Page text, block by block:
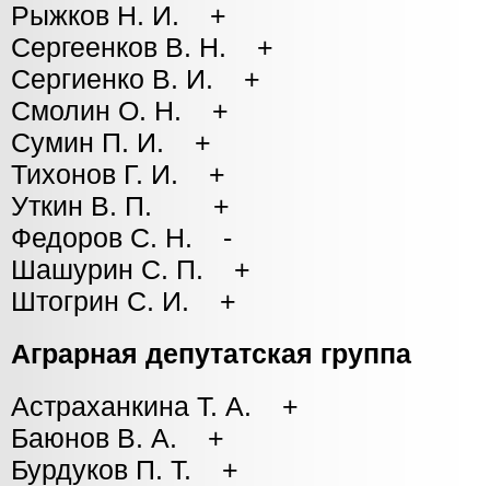
Рыжков Н. И. +
Сергеенков В. Н. +
Сергиенко В. И. +
Смолин О. Н. +
Сумин П. И. +
Тихонов Г. И. +
Уткин В. П. +
Федоров С. Н. -
Шашурин С. П. +
Штогрин С. И. +
Аграрная депутатская группа
Астраханкина Т. А. +
Баюнов В. А. +
Бурдуков П. Т. +